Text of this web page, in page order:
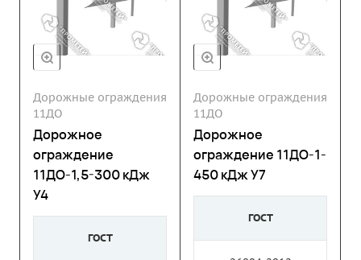
Дорожные ограждения
11ДО
Дорожное
ограждение
11ДО-1,5-300 кДж
У4
ГОСТ
Дорожные ограждения
11ДО
Дорожное
ограждение 11ДО-1-
450 кДж У7
ГОСТ